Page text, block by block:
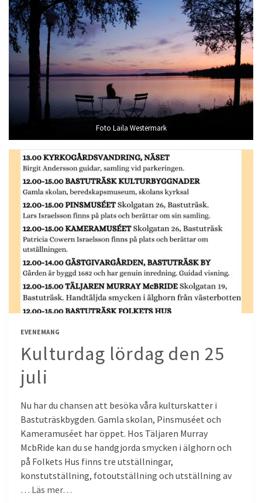
Foto Laila Westermark
EVENEMANG
Kulturdag lördag den 25
juli
Nu har du chansen att besöka våra kulturskatter i
Bastuträskbygden. Gamla skolan, Pinsmuséet och
Kameramuséet har öppet. Hos Täljaren Murray
McbRide kan du se handgjorda smycken i älghorn och
på Folkets Hus finns tre utställningar,
konstutställning, fotoutställning och utställning av
… Läs mer…